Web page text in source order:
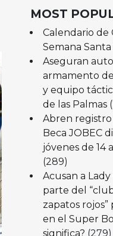
MOST
Calendario de
Semana
Aseguran
armamento
y equipo
de las Palmas
Abren registro
Beca JOBEC
jóvenes de 14
(289)
Acusan a
parte del
zapatos
en el Super
significa? (279)